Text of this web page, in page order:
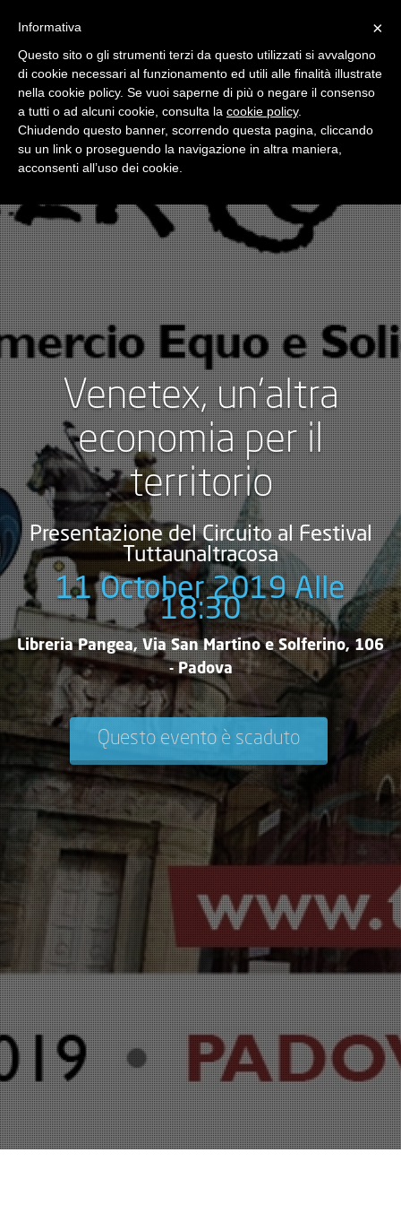
Toggle
Venetex, un’altra
economia per il
territorio
Presentazione del Circuito al Festival
Tuttaunaltracosa
11 October 2019 Alle
18:30
Libreria Pangea, Via San Martino e Solferino, 106
- Padova
Questo evento è scaduto
×
Informativa
Questo sito o gli strumenti terzi da questo utilizzati si avvalgono
di cookie necessari al funzionamento ed utili alle finalità illustrate
nella cookie policy. Se vuoi saperne di più o negare il consenso
a tutti o ad alcuni cookie, consulta la cookie policy.
Chiudendo questo banner, scorrendo questa pagina, cliccando
su un link o proseguendo la navigazione in altra maniera,
acconsenti all’uso dei cookie.